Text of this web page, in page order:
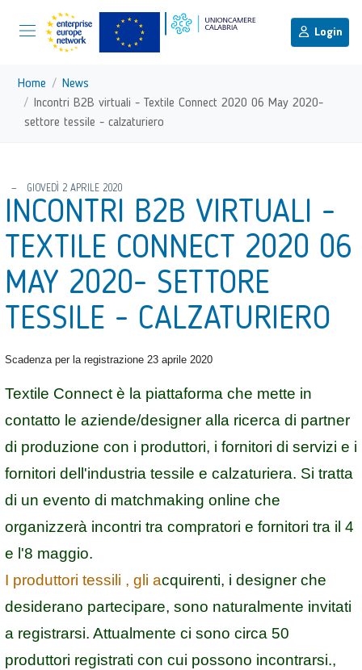
Vai ai contenuti
Login
torna al menu di scelta rapida
Menu di navigazione principale
Home
News
Incontri B2B virtuali - Textile Connect 2020 06 May 2020-
settore tessile - calzaturiero
GIOVEDÌ 2 APRILE 2020
INCONTRI B2B VIRTUALI -
TEXTILE CONNECT 2020 06
MAY 2020- SETTORE
TESSILE - CALZATURIERO
Scadenza per la registrazione 23 aprile 2020
Textile Connect è la piattaforma che mette in
contatto le aziende/designer alla ricerca di partner
di produzione con i produttori, i fornitori di servizi e i
fornitori dell'industria tessile e calzaturiera. Si tratta
di un evento di matchmaking online che
organizzerà incontri tra compratori e fornitori tra il 4
e l'8 maggio.
I produttori tessili , gli acquirenti, i designer che
desiderano partecipare, sono naturalmente invitati
a registrarsi. Attualmente ci sono circa 50
produttori registrati con cui possono incontrarsi.,